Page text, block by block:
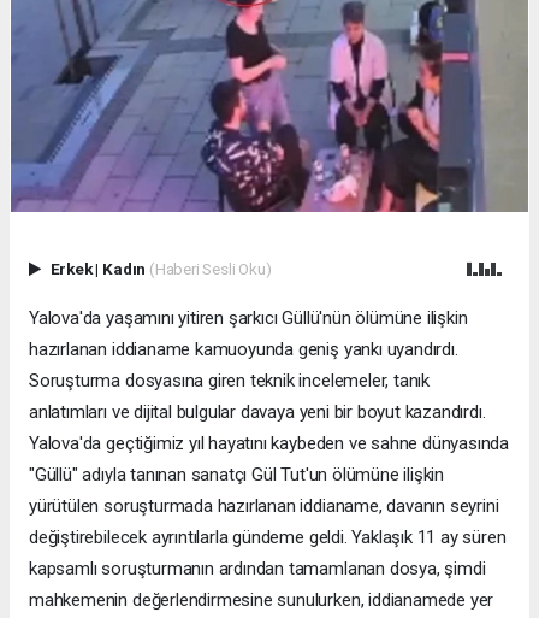
Erkek| Kadın (Haberi Sesli Oku)
Yalova'da yaşamını yitiren şarkıcı Güllü'nün ölümüne ilişkin
hazırlanan iddianame kamuoyunda geniş yankı uyandırdı.
Soruşturma dosyasına giren teknik incelemeler, tanık
anlatımları ve dijital bulgular davaya yeni bir boyut kazandırdı.
Yalova'da geçtiğimiz yıl hayatını kaybeden ve sahne dünyasında
"Güllü" adıyla tanınan sanatçı Gül Tut'un ölümüne ilişkin
yürütülen soruşturmada hazırlanan iddianame, davanın seyrini
değiştirebilecek ayrıntılarla gündeme geldi. Yaklaşık 11 ay süren
kapsamlı soruşturmanın ardından tamamlanan dosya, şimdi
mahkemenin değerlendirmesine sunulurken, iddianamede yer